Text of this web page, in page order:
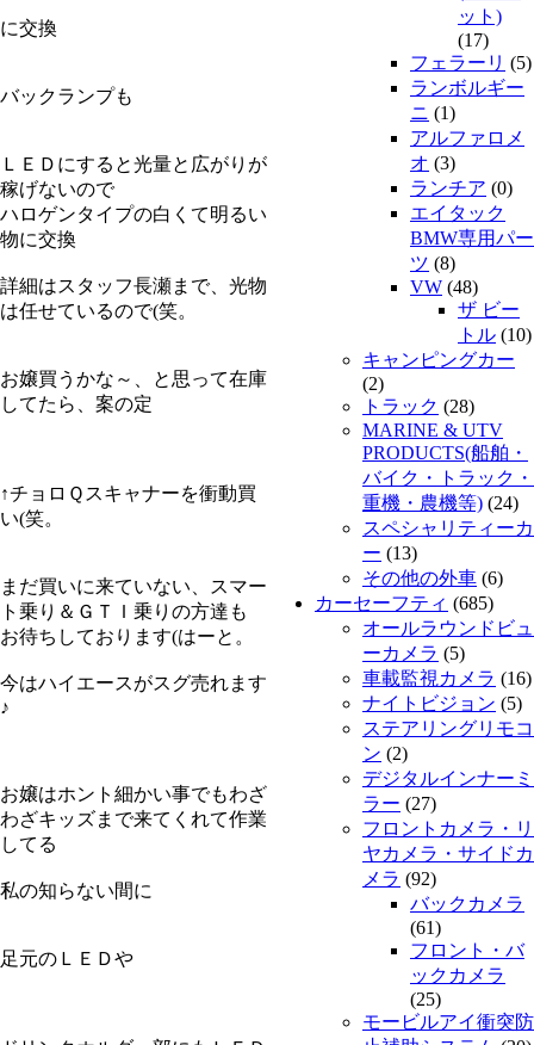
に交換
バックランプも
ＬＥＤにすると光量と広がりが
稼げないので
ハロゲンタイプの白くて明るい
物に交換
詳細はスタッフ長瀬まで、光物
は任せているので(笑。
お嬢買うかな～、と思って在庫
してたら、案の定
↑チョロＱスキャナーを衝動買
い(笑。
まだ買いに来ていない、スマー
ト乗り＆ＧＴＩ乗りの方達も
お待ちしております(はーと。
今はハイエースがスグ売れます
♪
お嬢はホント細かい事でもわざ
わざキッズまで来てくれて作業
してる
私の知らない間に
足元のＬＥＤや
ット)
(17)
フェラーリ (5)
ランボルギー
ニ (1)
アルファロメ
オ (3)
ランチア (0)
エイタック
BMW専用パー
ツ (8)
VW (48)
ザ ビー
トル (10)
キャンピングカー
(2)
トラック (28)
MARINE & UTV
PRODUCTS(船舶・
バイク・トラック・
重機・農機等) (24)
スペシャリティーカ
ー (13)
その他の外車 (6)
カーセーフティ (685)
オールラウンドビュ
ーカメラ (5)
車載監視カメラ (16)
ナイトビジョン (5)
ステアリングリモコ
ン (2)
デジタルインナーミ
ラー (27)
フロントカメラ・リ
ヤカメラ・サイドカ
メラ (92)
バックカメラ
(61)
フロント・バ
ックカメラ
(25)
モービルアイ衝突防